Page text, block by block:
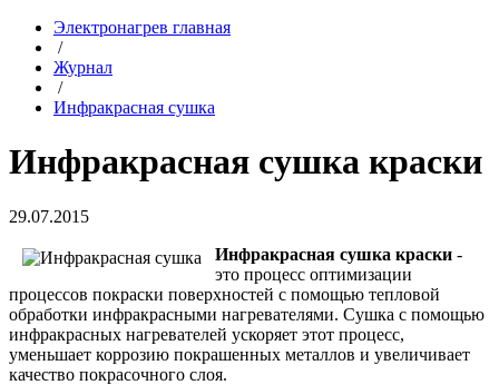
Электронагрев главная
/
Журнал
/
Инфракрасная сушка
Инфракрасная сушка краски
29.07.2015
Инфракрасная сушка краски -
это процесс оптимизации
процессов покраски поверхностей с помощью тепловой
обработки инфракрасными нагревателями. Сушка с помощью
инфракрасных нагревателей ускоряет этот процесс,
уменьшает коррозию покрашенных металлов и увеличивает
качество покрасочного слоя.